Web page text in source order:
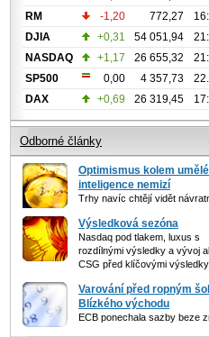
RM
-1,20 772,27
DJIA
+0,31 54 051,94
NASDAQ
+1,17 26 655,32
SP500
0,00 4 357,73
DAX
+0,69 26 319,45
Odborné články
Optimismus kolem umělé
inteligence nemizí
Trhy navíc chtějí vidět
Výsledková sezóna
Nasdaq pod tlakem, luxus s
rozdílnými výsledky a vývoj
CSG před klíčovými výsledky
Varování před ropným
Blízkého východu
ECB ponechala sazby beze